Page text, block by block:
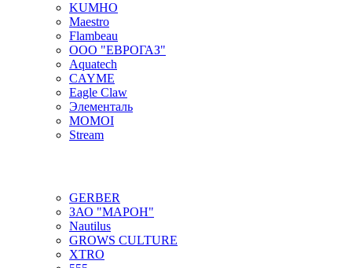
KUMHO
Maestro
Flambeau
ООО "ЕВРОГАЗ"
Aquatech
CAYME
Eagle Claw
Элементаль
MOMOI
Stream
GERBER
ЗАО "МАРОН"
Nautilus
GROWS CULTURE
XTRO